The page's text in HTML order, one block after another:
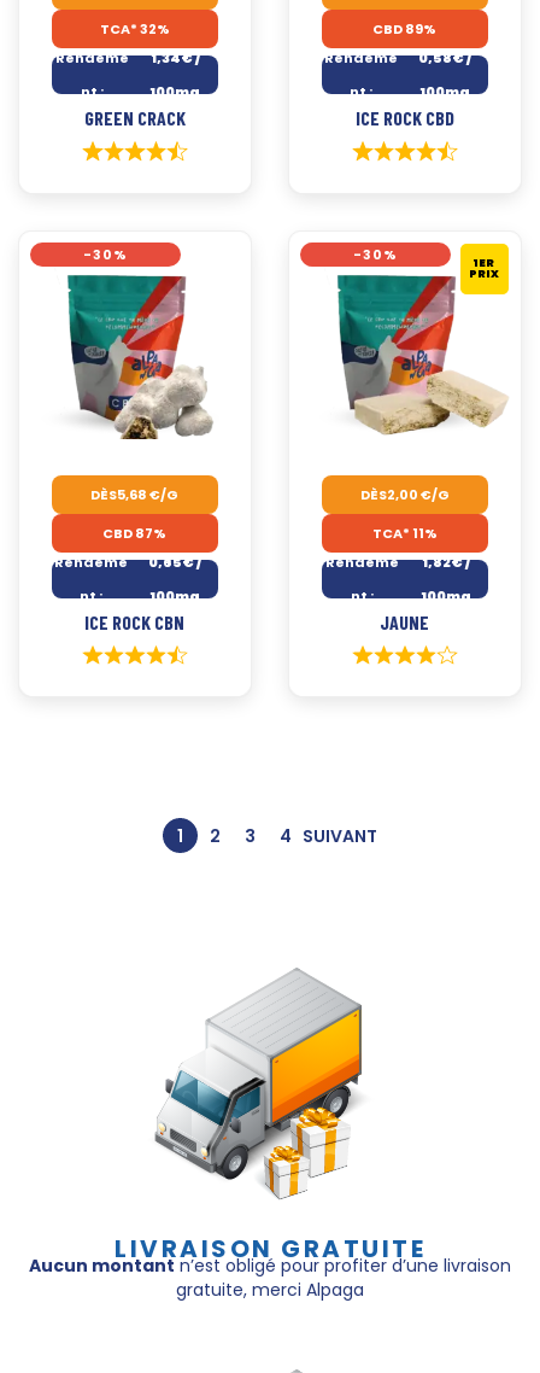
TCA* 32%
Rendeme
nt :
1,34€ /
100mg
GREEN CRACK
CBD 89%
Rendeme
nt :
0,58€ /
100mg
ICE ROCK CBD
-30%
DÈS5,68€/G
CBD 87%
Rendeme
nt :
0,65€ /
100mg
ICE ROCK CBN
-30% 1ER
PRIX
DÈS2,00€/G
TCA* 11%
Rendeme
nt :
1,82€ /
100mg
JAUNE
1 2 3 4 SUIVANT
LIVRAISON GRATUITE
Aucun montant n’est obligé pour profiter d’une livraison
gratuite, merci Alpaga